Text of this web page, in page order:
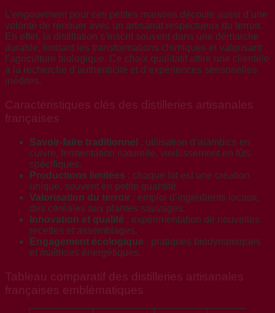
L’engouement pour ces petites maisons découle aussi d’une
volonté de renouer avec un artisanat respectueux du terroir.
En effet, la distillation s’inscrit souvent dans une démarche
durable, limitant les transformations chimiques et valorisant
l’agriculture biologique. Ce choix qualitatif attire une clientèle
à la recherche d’authenticité et d’expériences sensorielles
inédites.
Caractéristiques clés des distilleries artisanales
françaises
Savoir-faire traditionnel : utilisation d’alambics en
cuivre, fermentation naturelle, vieillissement en fûts
spécifiques.
Productions limitées : chaque lot est une création
unique, souvent en petite quantité.
Valorisation du terroir : emploi d’ingrédients locaux,
des céréales aux plantes sauvages.
Innovation et qualité : expérimentation de nouvelles
recettes et assemblages.
Engagement écologique : pratiques biodynamiques
et maîtrises énergétiques.
Tableau comparatif des distilleries artisanales
françaises emblématiques